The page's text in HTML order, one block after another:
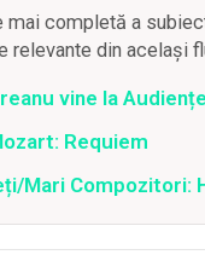
mai completă a
relevante din același
vine la Audiențe
Requiem
Mari Compozitori: